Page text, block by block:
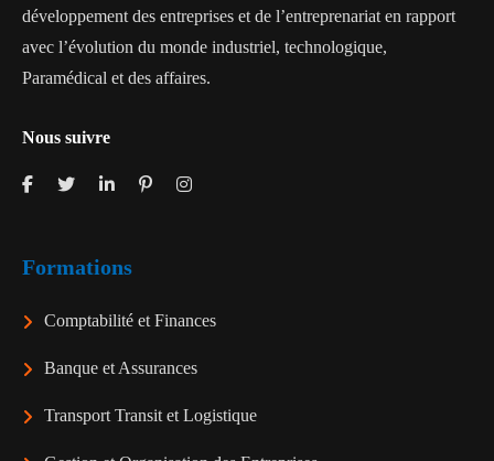
développement des entreprises et de l’entreprenariat en rapport
avec l’évolution du monde industriel, technologique,
Paramédical et des affaires.
Nous suivre
Formations
Comptabilité et Finances
Banque et Assurances
Transport Transit et Logistique